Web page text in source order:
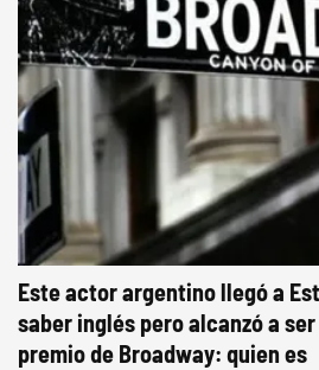
Este actor argentino llegó a
saber inglés pero alcanzó a
premio de Broadway: quien es